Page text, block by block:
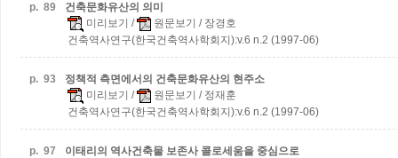
p. 89
건축문화유산의 의미
미리보기 / 원문보기 / 장경호
건축역사연구(한국건축역사학회지):v.6 n.2 (1997-06)
p. 93
정책적 측면에서의 건축문화유산의 현주소
미리보기 / 원문보기 / 정재훈
건축역사연구(한국건축역사학회지):v.6 n.2 (1997-06)
p. 97 이태리의 역사건축물 보존사 콜로세움을 중심으로